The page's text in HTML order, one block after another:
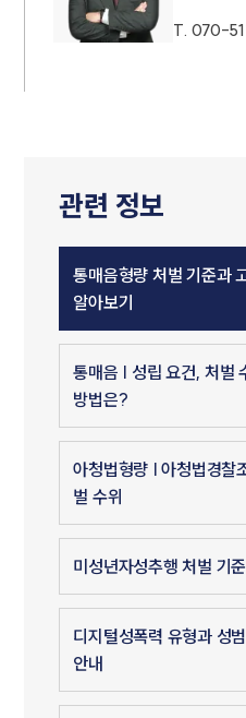
T. 070-
관련 정보
통매음형량 처벌 기준과
알아보기
통매음 | 성립 요건, 처벌
방법은?
아청법형량 | 아청법경찰
벌 수위
미성년자성추행 처벌 기
디지털성폭력 유형과 성
안내